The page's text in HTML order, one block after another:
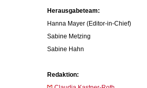
Herausgabeteam:
Hanna Mayer (Editor-in-Chief)
Sabine Metzing
Sabine Hahn
Redaktion: